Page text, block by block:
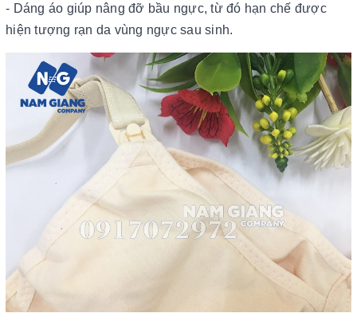
- Dáng áo giúp nâng đỡ bầu ngực, từ đó hạn chế được
hiện tượng rạn da vùng ngực sau sinh.